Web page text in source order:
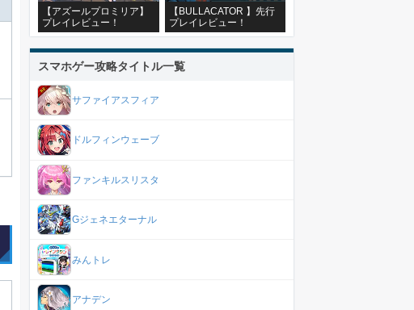
【アズールプロミリア】
プレイレビュー！
【BULLACATOR 】先行
プレイレビュー！
スマホゲー攻略タイトル一覧
サファイアスフィア
ドルフィンウェーブ
ファンキルスリスタ
Gジェネエターナル
みんトレ
アナデン